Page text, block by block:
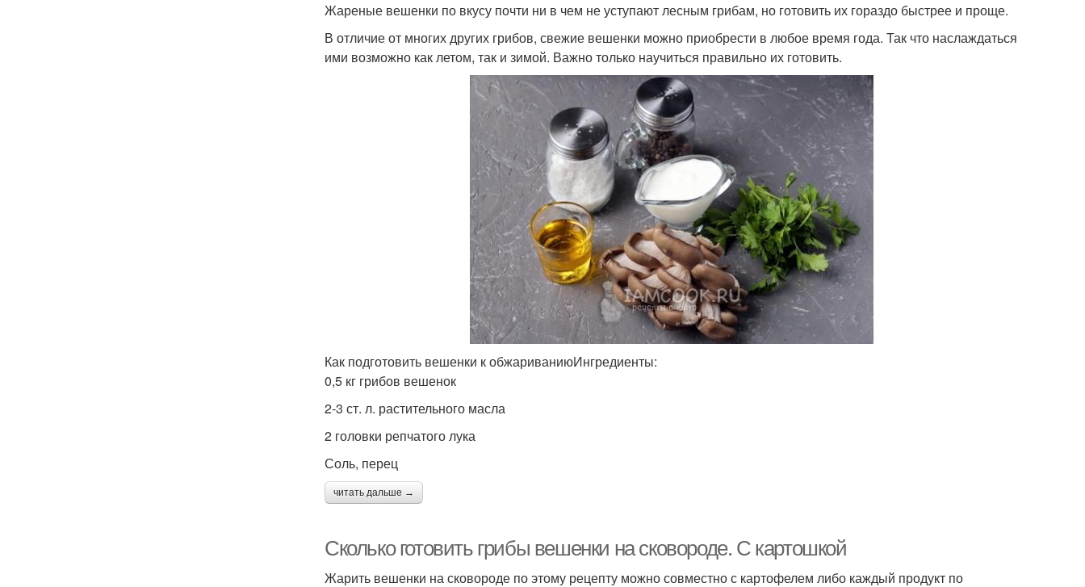
Жареные вешенки по вкусу почти ни в чем не уступают лесным грибам, но готовить их гораздо быстрее и проще.
В отличие от многих других грибов, свежие вешенки можно приобрести в любое время года. Так что наслаждаться
ими возможно как летом, так и зимой. Важно только научиться правильно их готовить.
Как подготовить вешенки к обжариваниюИнгредиенты:
0,5 кг грибов вешенок
2-3 ст. л. растительного масла
2 головки репчатого лука
Соль, перец
читать дальше →
Сколько готовить грибы вешенки на сковороде. С картошкой
Жарить вешенки на сковороде по этому рецепту можно совместно с картофелем либо каждый продукт по